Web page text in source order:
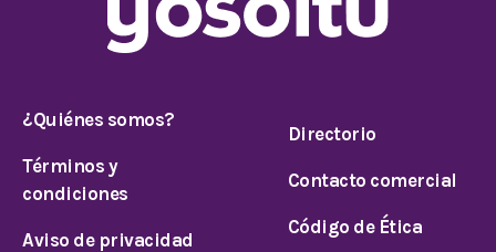
¿Quiénes somos?
Términos y
condiciones
Aviso de privacidad
Directorio
Contacto comercial
Código de Ética